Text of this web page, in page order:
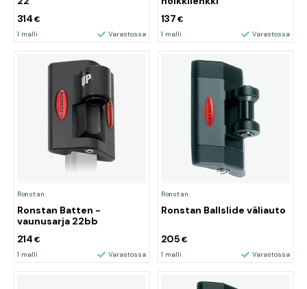
314 €
1 malli Varastossa
137 €
1 malli Varastossa
Ronstan
Ronstan Batten -
vaunusarja 22bb
214 €
1 malli Varastossa
Ronstan
Ronstan Ballslide väliauto
205 €
1 malli Varastossa